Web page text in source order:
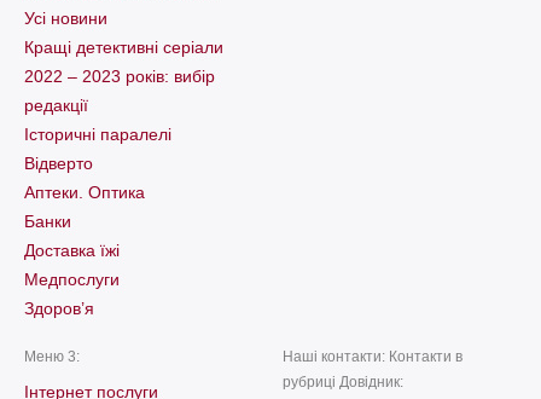
Усі новини
Кращі детективні серіали
2022 – 2023 років: вибір
редакції
Історичні паралелі
Відверто
Аптеки. Оптика
Банки
Доставка їжі
Медпослуги
Здоров’я
Меню 3:
Інтернет послуги
Наші контакти: Контакти в
рубриці Довідник: